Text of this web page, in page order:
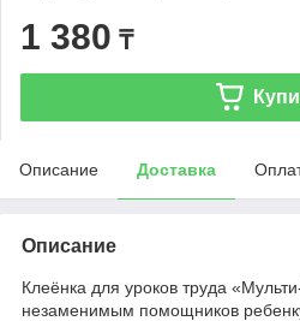
1 380 ₸
Описание Доставка
Описание
Клеёнка для уроков труда
незаменимым помощников